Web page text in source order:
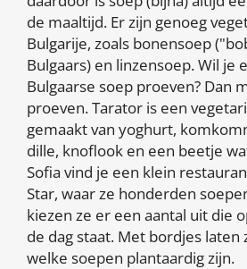
de maaltijd. Er zijn genoeg
Bulgarije, zoals bonensoep
Bulgaars) en linzensoep. Wil je
Bulgaarse soep proeven? Dan
proeven. Tarator is een
gemaakt van yoghurt,
dille, knoflook en een beetje
Sofia vind je een klein
Star, waar ze honderden
kiezen ze er een aantal uit die
de dag staat. Met bordjes laten
welke soepen plantaardig zijn.